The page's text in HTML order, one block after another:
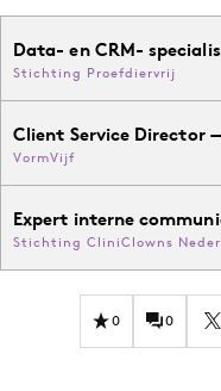
Data- en CRM-
Stichting Proefdiervrij
Client Service Director
VormVijf
Expert interne
Stichting CliniClowns
0 0